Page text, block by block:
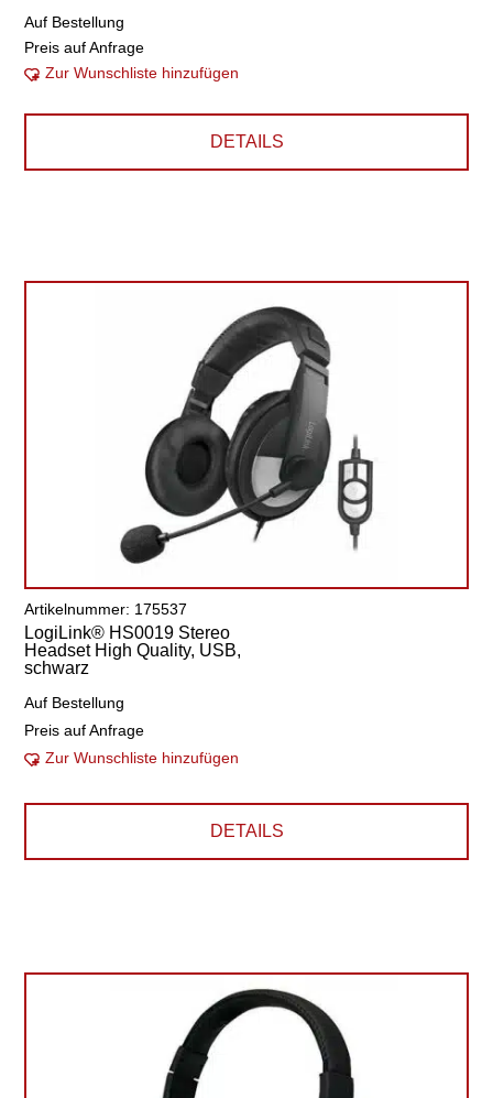
Auf Bestellung
Preis auf Anfrage
Zur Wunschliste hinzufügen
DETAILS
Artikelnummer: 175537
LogiLink® HS0019 Stereo
Headset High Quality, USB,
schwarz
Auf Bestellung
Preis auf Anfrage
Zur Wunschliste hinzufügen
DETAILS